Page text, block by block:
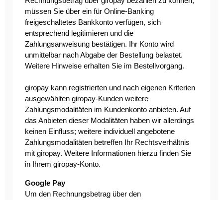
müssen Sie über ein für Online-Banking
freigeschaltetes Bankkonto verfügen, sich
entsprechend legitimieren und die
Zahlungsanweisung bestätigen. Ihr Konto wird
unmittelbar nach Abgabe der Bestellung belastet.
Weitere Hinweise erhalten Sie im Bestellvorgang.
giropay kann registrierten und nach eigenen Kriterien
ausgewählten giropay-Kunden weitere
Zahlungsmodalitäten im Kundenkonto anbieten. Auf
das Anbieten dieser Modalitäten haben wir allerdings
keinen Einfluss; weitere individuell angebotene
Zahlungsmodalitäten betreffen Ihr Rechtsverhältnis
mit giropay. Weitere Informationen hierzu finden Sie
in Ihrem giropay-Konto.
Google Pay
Um den Rechnungsbetrag über den